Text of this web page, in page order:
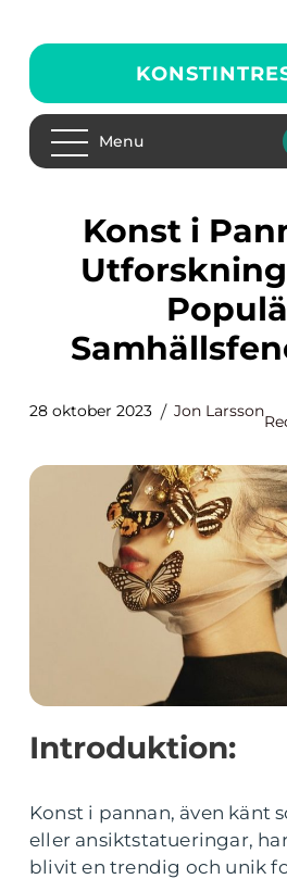
Menu
Konst i Pannan: En
28 oktober 2023 Jon Larsson
Introduktion:
Konst i pannan, även känt
eller ansiktstatueringar,
blivit en trendig och unik